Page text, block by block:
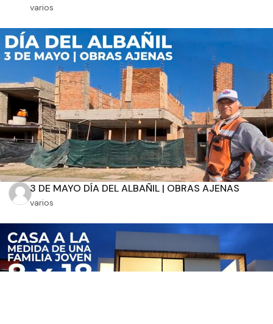
varios
3 DE MAYO DÍA DEL ALBAÑIL | OBRAS AJENAS
varios